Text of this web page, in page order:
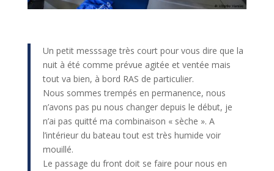
Un petit messsage très court pour vous dire que la
nuit à été comme prévue agitée et ventée mais
tout va bien, à bord RAS de particulier.
Nous sommes trempés en permanence, nous
n’avons pas pu nous changer depuis le début, je
n’ai pas quitté ma combinaison « sèche ». A
l’intérieur du bateau tout est très humide voir
mouillé.
Le passage du front doit se faire pour nous en